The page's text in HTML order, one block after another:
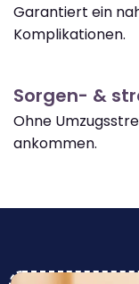
Garantiert ein
Komplikationen.
Sorgen- &
Ohne
ankommen.